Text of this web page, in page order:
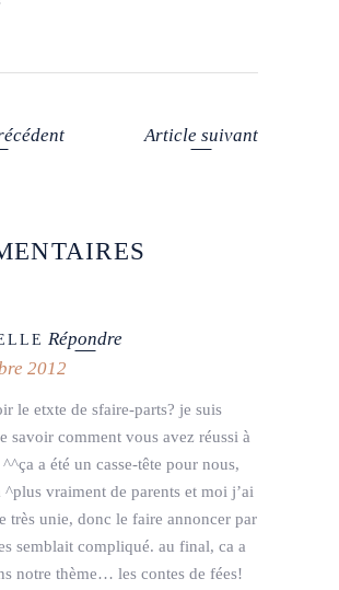
Article suivant
Répondre
2012
le etxte de sfaire-parts? je suis
savoir comment vous avez réussi à
a été un casse-tête pour nous,
^plus vraiment de parents et moi j’ai
très unie, donc le faire annoncer par
semblait compliqué. au final, ca a
notre thème… les contes de fées!